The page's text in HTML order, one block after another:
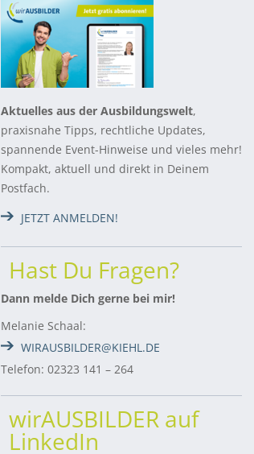
Aktuelles aus der Ausbildungswelt,
praxisnahe Tipps, rechtliche Updates,
spannende Event-Hinweise und vieles mehr!
Kompakt, aktuell und direkt in Deinem
Postfach.
JETZT ANMELDEN!
Hast Du Fragen?
Dann melde Dich gerne bei mir!
Melanie Schaal:
WIRAUSBILDER@KIEHL.DE
Telefon: 02323 141 – 264
wirAUSBILDER auf
LinkedIn